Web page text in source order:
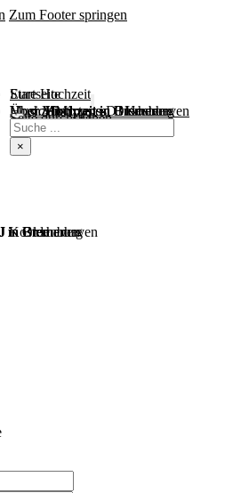
Zum Footer springen
Startseite
Eure Hochzeit
Hochzeit in Bremen
Hochzeit in Bremerhaven
Hochzeit in Cuxhaven
Hochzeit in Oldenburg
Hochzeits-DJ Kosten
Über Mich
Music / Mixtapes
Hochzeitstipps
Seite durchsuchen
Suchen
×
in Bremen
in Bremerhaven
in Cuxhaven
in Oldenburg
Kosten